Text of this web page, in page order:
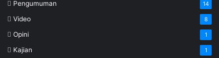
Pengumuman 14
Video 8
Opini 1
Kajian 1